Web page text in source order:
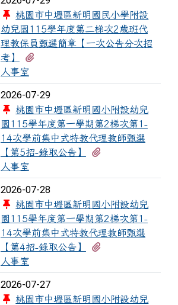
桃園市中壢區新明國民小學附設
幼兒園115學年度第二梯次2歲班代
理教保員甄選簡章【一次公告分次招
考】
人事室
2026-07-29
桃園市中壢區新明國小附設幼兒
園115學年度第一學期第2梯次第1-
14次學前集中式特教代理教師甄選
【第5招-錄取公告】
人事室
2026-07-28
桃園市中壢區新明國小附設幼兒
園115學年度第一學期第2梯次第1-
14次學前集中式特教代理教師甄選
【第4招-錄取公告】
人事室
2026-07-27
桃園市中壢區新明國小附設幼兒